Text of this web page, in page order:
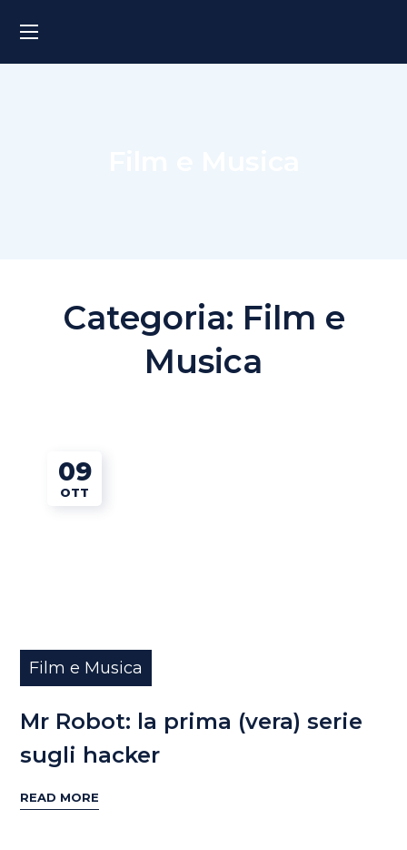
Categoria: Film e
Musica
09
OTT
Film e Musica
Mr Robot: la prima (vera) serie
sugli hacker
READ MORE